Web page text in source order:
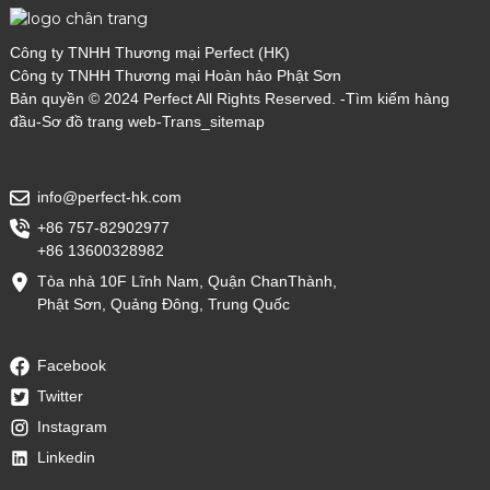
Công ty TNHH Thương mại Perfect (HK)
Công ty TNHH Thương mại Hoàn hảo Phật Sơn
Bản quyền © 2024 Perfect All Rights Reserved. -Tìm kiếm hàng
đầu-Sơ đồ trang web-Trans_sitemap
info@perfect-hk.com
+86 757-82902977
+86 13600328982
Tòa nhà 10F Lĩnh Nam, Quận ChanThành,
Phật Sơn, Quảng Đông, Trung Quốc
Facebook
Twitter
Instagram
Linkedin